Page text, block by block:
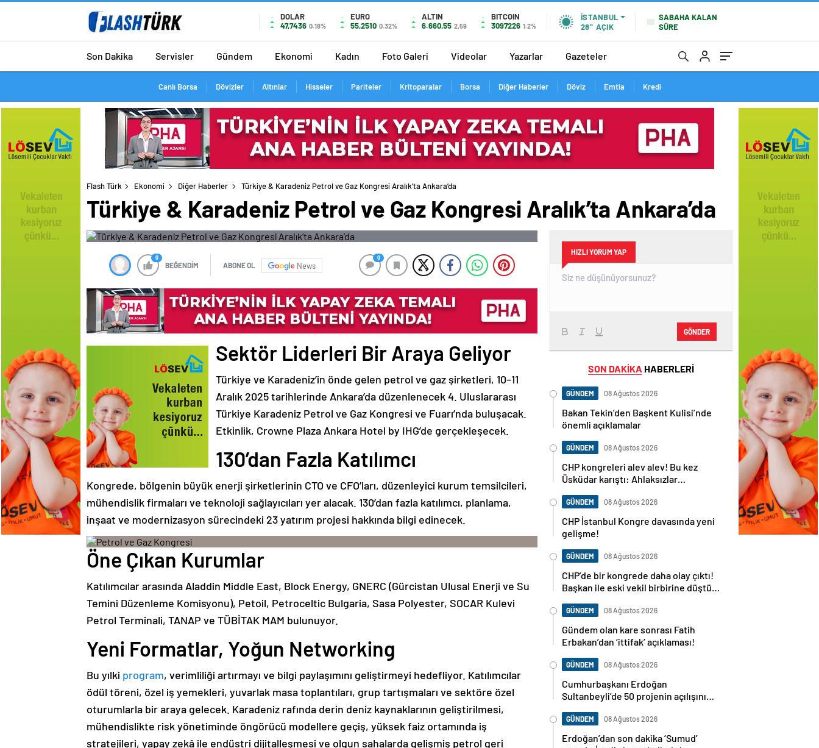
DOLAR
47,7436 0.18%
EURO
55,2510 0.32%
ALTIN
6.660,55 2,59
BITCOIN
3097226 1.2%
İSTANBUL
28° AÇIK
SABAHA KALAN
SÜRE
Son Dakika Servisler Gündem Ekonomi Kadın Foto Galeri Videolar Yazarlar Gazeteler
Canlı Borsa Dövizler Altınlar Hisseler Pariteler Kritoparalar Borsa Diğer Haberler Döviz Emtia Kredi
Flash Türk Ekonomi Diğer Haberler Türkiye & Karadeniz Petrol ve Gaz Kongresi Aralık’ta Ankara’da
Türkiye & Karadeniz Petrol ve Gaz Kongresi Aralık’ta Ankara’da
0
BEĞENDİM ABONE OL News
0
Sektör Liderleri Bir Araya Geliyor
Türkiye ve Karadeniz’in önde gelen petrol ve gaz şirketleri, 10–11
Aralık 2025 tarihlerinde Ankara’da düzenlenecek 4. Uluslararası
Türkiye Karadeniz Petrol ve Gaz Kongresi ve Fuarı’nda buluşacak.
Etkinlik, Crowne Plaza Ankara Hotel by IHG’de gerçekleşecek.
130’dan Fazla Katılımcı
Kongrede, bölgenin büyük enerji şirketlerinin CTO ve CFO’ları, düzenleyici kurum temsilcileri,
mühendislik firmaları ve teknoloji sağlayıcıları yer alacak. 130’dan fazla katılımcı, planlama,
inşaat ve modernizasyon sürecindeki 23 yatırım projesi hakkında bilgi edinecek.
Öne Çıkan Kurumlar
Katılımcılar arasında Aladdin Middle East, Block Energy, GNERC (Gürcistan Ulusal Enerji ve Su
Temini Düzenleme Komisyonu), Petoil, Petroceltic Bulgaria, Sasa Polyester, SOCAR Kulevi
Petrol Terminali, TANAP ve TÜBİTAK MAM bulunuyor.
Yeni Formatlar, Yoğun Networking
Bu yılki program, verimliliği artırmayı ve bilgi paylaşımını geliştirmeyi hedefliyor. Katılımcılar
ödül töreni, özel iş yemekleri, yuvarlak masa toplantıları, grup tartışmaları ve sektöre özel
oturumlarla bir araya gelecek. Karadeniz rafında derin deniz kaynaklarının geliştirilmesi,
mühendislikte risk yönetiminde öngörücü modellere geçiş, yüksek faiz ortamında iş
stratejileri, yapay zekâ ile endüstri dijitalleşmesi ve olgun sahalarda gelişmiş petrol geri
HIZLI YORUM YAP
GÖNDER
SON DAKİKA HABERLERİ
GÜNDEM 08 Ağustos 2026
Bakan Tekin’den Başkent Kulisi’nde
önemli açıklamalar
GÜNDEM 08 Ağustos 2026
CHP kongreleri alev alev! Bu kez
Üsküdar karıştı: Ahlaksızlar…
GÜNDEM 08 Ağustos 2026
CHP İstanbul Kongre davasında yeni
gelişme!
GÜNDEM 08 Ağustos 2026
CHP’de bir kongrede daha olay çıktı!
Başkan ile eski vekil birbirine düştü…
GÜNDEM 08 Ağustos 2026
Gündem olan kare sonrası Fatih
Erbakan’dan ‘ittifak’ açıklaması!
GÜNDEM 08 Ağustos 2026
Cumhurbaşkanı Erdoğan
Sultanbeyli’de 50 projenin açılışını
GÜNDEM 08 Ağustos 2026
Erdoğan’dan son dakika ‘Sumud’